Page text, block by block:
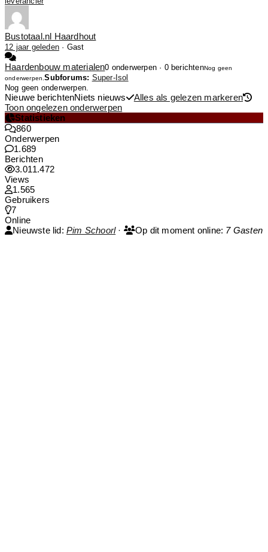
Bustotaal.nl Haardhout
12 jaar geleden · Gast
Haardenbouw materialen0 onderwerpen · 0 berichtenNog geen
onderwerpen.Subforums: Super-Isol
Nog geen onderwerpen.
Nieuwe berichtenNiets nieuws
Alles als gelezen markeren
Toon ongelezen onderwerpen
Statistieken
860
Onderwerpen
1.689
Berichten
3.011.472
Views
1.565
Gebruikers
7
Online
Nieuwste lid:Pim Schoorl· Op dit moment online: 7 Gasten